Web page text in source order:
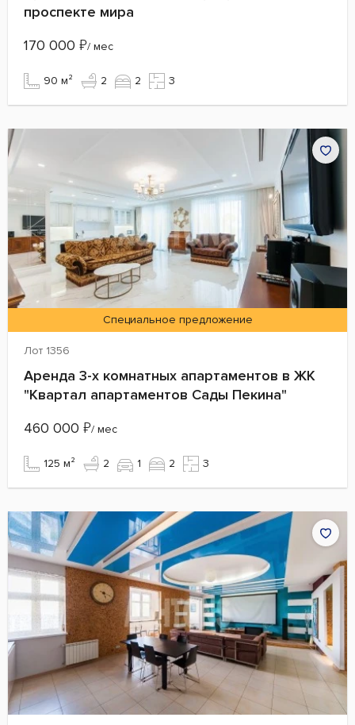
проспекте мира
170 000 ₽/ мес
90 м² 2 2 3
Специальное предложение
Лот 1356
Аренда 3-х комнатных апартаментов в ЖК
"Квартал апартаментов Сады Пекина"
460 000 ₽/ мес
125 м² 2 1 2 3